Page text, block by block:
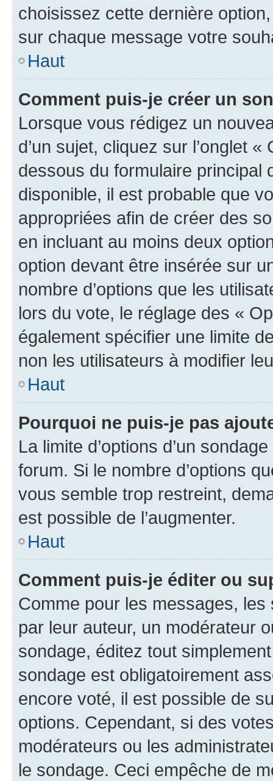
choisissez cette dernière
sur chaque message votre
Haut
Comment puis-je créer un
Lorsque vous rédigez un
d’un sujet, cliquez sur l’onglet
dessous du formulaire principal
disponible, il est probable que
appropriées afin de créer des
en incluant au moins deux
option devant être insérée sur
nombre d’options que les
lors du vote, le réglage des «
également spécifier une limite
non les utilisateurs à modifier
Haut
Pourquoi ne puis-je pas
La limite d’options d’un
forum. Si le nombre d’options
vous semble trop restreint,
est possible de l’augmenter.
Haut
Comment puis-je éditer ou
Comme pour les messages,
par leur auteur, un modérateur
sondage, éditez tout
sondage est obligatoirement
encore voté, il est possible de
options. Cependant, si des
modérateurs ou les
le sondage. Ceci empêche de